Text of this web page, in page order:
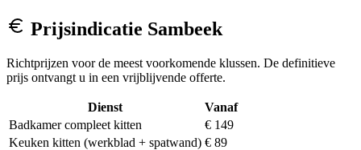
Prijsindicatie Sambeek
Richtprijzen voor de meest voorkomende klussen. De definitieve
prijs ontvangt u in een vrijblijvende offerte.
Dienst
Vanaf
Badkamer compleet kitten
€ 149
Keuken kitten (werkblad + spatwand) € 89